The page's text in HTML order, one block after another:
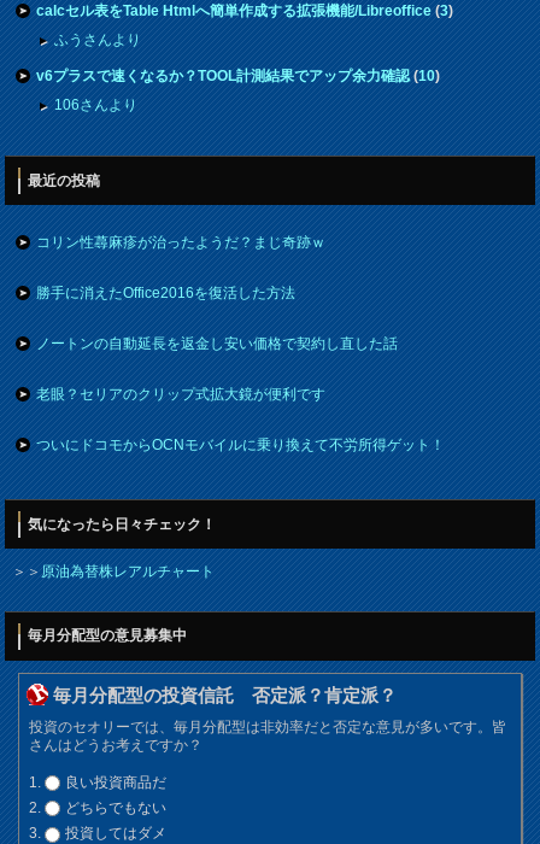
calcセル表をTable Htmlへ簡単作成する拡張機能/Libreoffice(3)
ふうさんより
v6プラスで速くなるか？TOOL計測結果でアップ余力確認(10)
106さんより
最近の投稿
コリン性蕁麻疹が治ったようだ？まじ奇跡ｗ
勝手に消えたOffice2016を復活した方法
ノートンの自動延長を返金し安い価格で契約し直した話
老眼？セリアのクリップ式拡大鏡が便利です
ついにドコモからOCNモバイルに乗り換えて不労所得ゲット！
気になったら日々チェック！
＞＞原油為替株レアルチャート
毎月分配型の意見募集中
毎月分配型の投資信託 否定派？肯定派？
投資のセオリーでは、毎月分配型は非効率だと否定な意見が多いです。皆
さんはどうお考えですか？
良い投資商品だ
どちらでもない
投資してはダメ